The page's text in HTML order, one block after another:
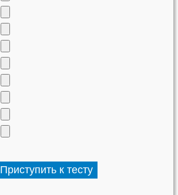
Приступить к тесту